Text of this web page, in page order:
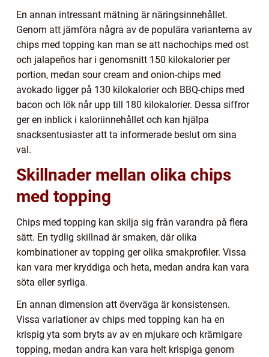
En annan intressant mätning är näringsinnehållet.
Genom att jämföra några av de populära varianterna av
chips med topping kan man se att nachochips med ost
och jalapeños har i genomsnitt 150 kilokalorier per
portion, medan sour cream and onion-chips med
avokado ligger på 130 kilokalorier och BBQ-chips med
bacon och lök når upp till 180 kilokalorier. Dessa siffror
ger en inblick i kaloriinnehållet och kan hjälpa
snacksentusiaster att ta informerade beslut om sina
val.
Skillnader mellan olika chips
med topping
Chips med topping kan skilja sig från varandra på flera
sätt. En tydlig skillnad är smaken, där olika
kombinationer av topping ger olika smakprofiler. Vissa
kan vara mer kryddiga och heta, medan andra kan vara
söta eller syrliga.
En annan dimension att överväga är konsistensen.
Vissa variationer av chips med topping kan ha en
krispig yta som bryts av av en mjukare och krämigare
topping, medan andra kan vara helt krispiga genom